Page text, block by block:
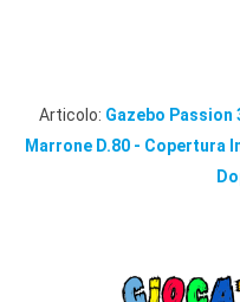
Articolo: Gazebo Passion
Marrone D.80 - Copertura